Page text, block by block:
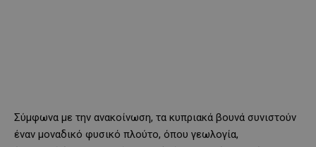
Σύμφωνα με την ανακοίνωση, τα κυπριακά βουνά συνιστούν
έναν μοναδικό φυσικό πλούτο, όπου γεωλογία,